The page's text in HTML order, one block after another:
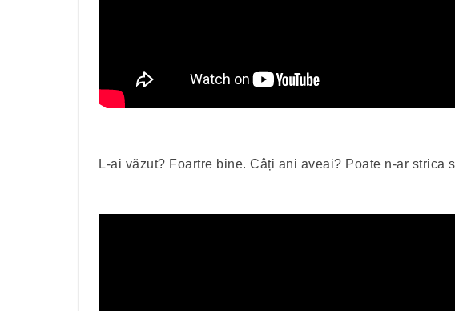
L-ai văzut? Foartre bine. Câți ani aveai? Poate n-ar strica